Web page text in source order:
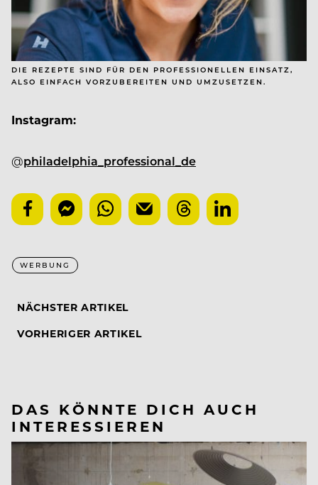
DIE REZEPTE SIND FÜR DEN PROFESSIONELLEN EINSATZ,
ALSO EINFACH VORZUBEREITEN UND UMZUSETZEN.
Instagram:
@philadelphia professional de
WERBUNG
NÄCHSTER ARTIKEL
VORHERIGER ARTIKEL
DAS KÖNNTE DICH AUCH
INTERESSIEREN